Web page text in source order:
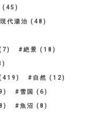
(45)
現代湯治 (48)
絶景 (18)
自然 (12)
雪国 (6)
魚沼 (8)